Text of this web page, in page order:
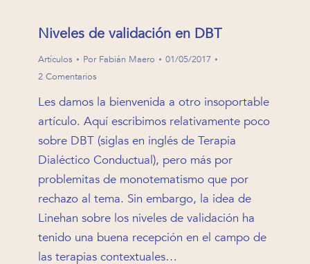
Niveles de validación en DBT
Artículos Por Fabián Maero
01/05/2017
2 Comentarios
Les damos la bienvenida a otro insoportable
artículo. Aquí escribimos relativamente poco
sobre DBT (siglas en inglés de Terapia
Dialéctico Conductual), pero más por
problemitas de monotematismo que por
rechazo al tema. Sin embargo, la idea de
Linehan sobre los niveles de validación ha
tenido una buena recepción en el campo de
las terapias contextuales…